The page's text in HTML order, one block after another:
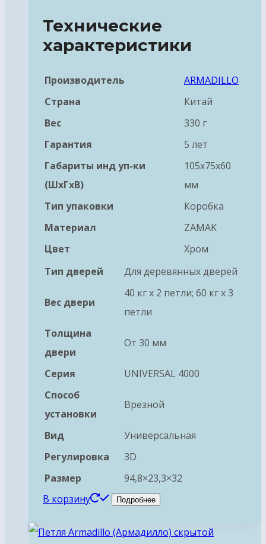
Технические
характеристики
Производитель
ARMADILLO
Страна
Китай
Вес
330 г
Гарантия
5 лет
Габариты инд уп-ки
(ШхГхВ)
105x75x60
мм
Тип упаковки
Коробка
Материал
ZAMAK
Цвет
Хром
Тип дверей
Для деревянных дверей
Вес двери
40 кг х 2 петли; 60 кг х 3
петли
Толщина
двери
От 30 мм
Серия
UNIVERSAL 4000
Способ
установки
Врезной
Вид
Универсальная
Регулировка
3D
Размер
94,8×23,3×32
В корзину
Подробнее